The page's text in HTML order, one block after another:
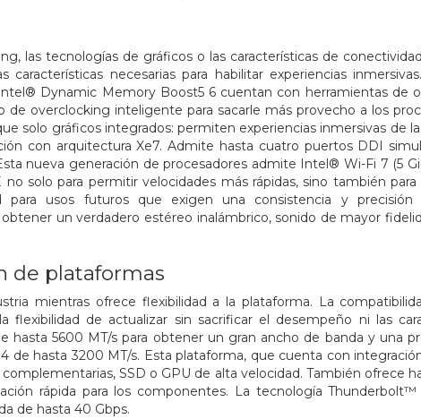
las tecnologías de gráficos o las características de
necesarias para habilitar experiencias
Dynamic Memory Boost5 6 cuentan con herramientas de
overclocking inteligente para sacarle más provecho a los
solo gráficos integrados: permiten experiencias inmersivas de
con arquitectura Xe7. Admite hasta cuatro puertos DDI
nueva generación de procesadores admite Intel® Wi-Fi 7 (5
solo para permitir velocidades más rápidas, sino también
para usos futuros que exigen una consistencia y precisión
un verdadero estéreo inalámbrico, sonido de mayor
de plataformas
mientras ofrece flexibilidad a la plataforma. La
de actualizar sin sacrificar el desempeño ni las
hasta 5600 MT/s para obtener un gran ancho de banda y una
hasta 3200 MT/s. Esta plataforma, que cuenta con
SSD o GPU de alta velocidad. También ofrece
rápida para los componentes. La tecnología
de hasta 40 Gbps.